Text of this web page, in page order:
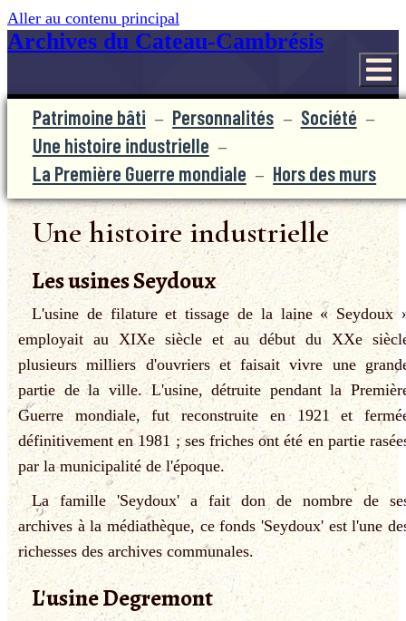
Aller au contenu principal
Archives du Cateau-Cambrésis
Patrimoine bâti Personnalités
Société
Une histoire industrielle
La Première Guerre mondiale
Hors des murs
Une histoire industrielle
Les usines Seydoux
L'usine de filature et tissage de la laine « Seydoux
employait au XIXe siècle et au début du XXe
plusieurs milliers d'ouvriers et faisait vivre une
partie de la ville. L'usine, détruite pendant la
Guerre mondiale, fut reconstruite en 1921 et
définitivement en 1981 ; ses friches ont été en partie
par la municipalité de l'époque.
La famille 'Seydoux' a fait don de nombre de
archives à la médiathèque, ce fonds 'Seydoux' est l'une
richesses des archives communales.
L'usine Degremont